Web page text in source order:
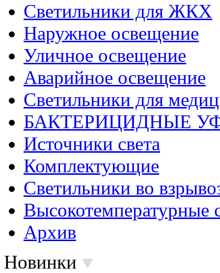
Светильники для ЖКХ
Наружное освещение
Уличное освещение
Аварийное освещение
Светильники для
БАКТЕРИЦИДНЫЕ
Источники света
Комплектующие
Светильники во
Высокотемпературные
Архив
Новинки